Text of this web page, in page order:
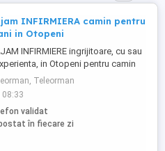
INFIRMIERA camin pentru
in Otopeni
INFIRMIERE ingrijitoare, cu sau
in Otopeni pentru camin
privat, program intern sau in
corecta si la timp, masa
carte de munca. Acces usor cu
in comun. Posibilitate de cazare
personal in conditii bune, daca
Teleorman
08:33
validat
în fiecare zi